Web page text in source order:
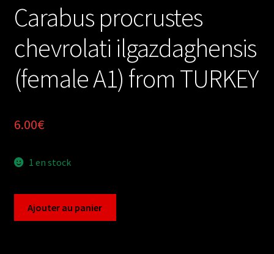
Carabus procrustes
chevrolati ilgazdaghensis
(female A1) from TURKEY
6.00€
1 en stock
Ajouter au panier